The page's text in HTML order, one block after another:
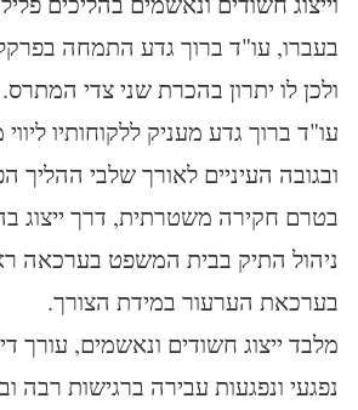
בעברו, עו"ד ברוך גדע התמחה
ולכן לו יתרון בהכרת שני צדי המתרס.
עו"ד ברוך גדע מעניק ללקוחותיו
ובגובה העיניים לאורך שלבי ההליך
בטרם חקירה משטרתית, דרך ייצוג
ניהול התיק בבית המשפט בערכאה
בערכאת הערעור במידת הצורך.
מלבד ייצוג חשודים ונאשמים, עורך
נפגעי ונפגעות עבירה ברגישות רבה